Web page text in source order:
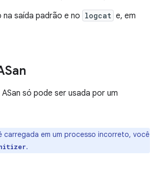
saída padrão e no logcat e, em
só pode ser usada por um
carregada em um processo incorreto, você
.